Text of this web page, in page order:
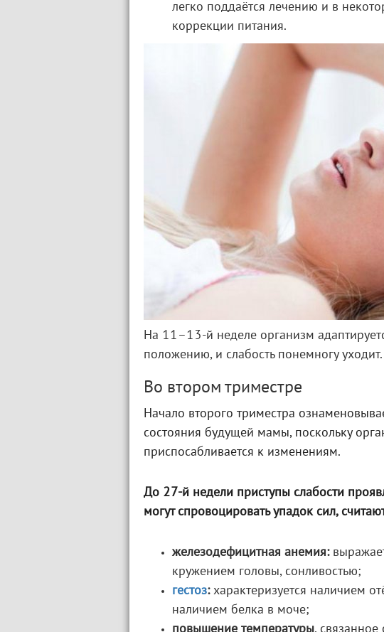
легко поддаётся лечению и в
коррекции питания.
На 11–13-й неделе организм
положению, и слабость понемногу уходит.
Во втором триместре
Начало второго триместра
состояния будущей мамы, поскольку
приспосабливается к изменениям.
До 27-й недели приступы слабости
могут спровоцировать упадок сил,
железодефицитная анемия:
кружением головы, сонливостью;
гестоз:характеризуется наличием
наличием белка в моче;
повышение температуры,